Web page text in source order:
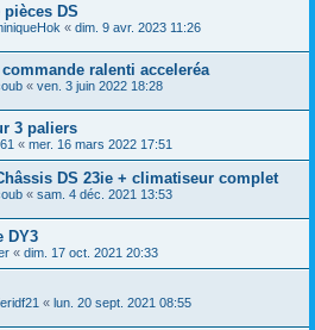
DS
« dim. 9 avr. 2023 11:26
ralenti acceleréa
« ven. 3 juin 2022 18:28
3 paliers
« mer. 16 mars 2022 17:51
DS 23ie + climatiseur complet
« sam. 4 déc. 2021 13:53
DY3
« dim. 17 oct. 2021 20:33
« lun. 20 sept. 2021 08:55